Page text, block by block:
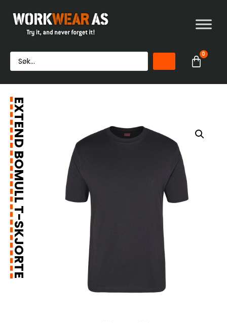
0
EXTEND BOMULL T-SKJORTE